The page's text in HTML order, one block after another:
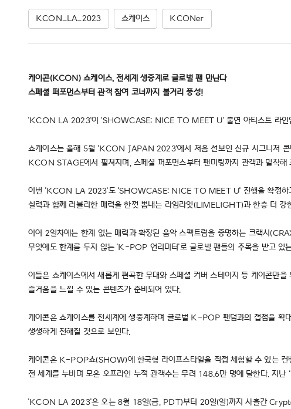
KCON_LA_2023 쇼케이스 KCONer
케이콘(KCON) 쇼케이스, 전세계 생중계로 글로벌 팬 만난다
스페셜 퍼포먼스부터 관객 참여 코너까지 볼거리 풍성!
'KCON LA 2023'이 'SHOWCASE: NICE TO MEET U' 출연 아티스트 라인
쇼케이스는 올해 5월 'KCON JAPAN 2023'에서 처음 선보인 신규 시그니처 콘
KCON STAGE에서 펼쳐지며, 스페셜 퍼포먼스부터 팬미팅까지 관객과 밀착
이번 'KCON LA 2023'도 'SHOWCASE: NICE TO MEET U' 진행을 확정하고
실력과 함께 러블리한 매력을 한껏 뽐내는 라임라잇(LIMELIGHT)과 한층 더
이어 2일차에는 한계 없는 매력과 확장된 음악 스펙트럼을 증명하는 크랙시
무엇에도 한계를 두지 않는 'K-POP 언리미터'로 글로벌 팬들의 주목을 받고 있
이들은 쇼케이스에서 새롭게 편곡한 무대와 스페셜 커버 스테이지 등 케이콘만
즐거움을 느낄 수 있는 콘텐츠가 준비되어 있다.
케이콘은 쇼케이스를 전세계에 생중계하며 글로벌 K-POP 팬덤과의 접점을
생생하게 전해질 것으로 보인다.
케이콘은 K-POP쇼(SHOW)에 한국형 라이프스타일을 직접 체험할 수 있는
전 세계를 누비며 모은 오프라인 누적 관객수는 무려 148.6만 명에 달한다. 지
'KCON LA 2023'은 오는 8월 18일(금, PDT)부터 20일(일)까지 사흘간